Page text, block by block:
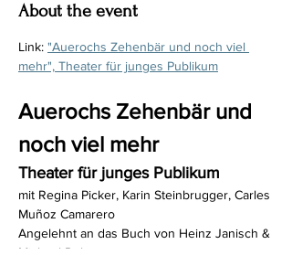
About the event
Link: "Auerochs Zehenbär und noch viel
mehr", Theater für junges Publikum
Auerochs Zehenbär und
noch viel mehr
Theater für junges Publikum
mit Regina Picker, Karin Steinbrugger, Carles
Muñoz Camarero
Angelehnt an das Buch von Heinz Janisch &